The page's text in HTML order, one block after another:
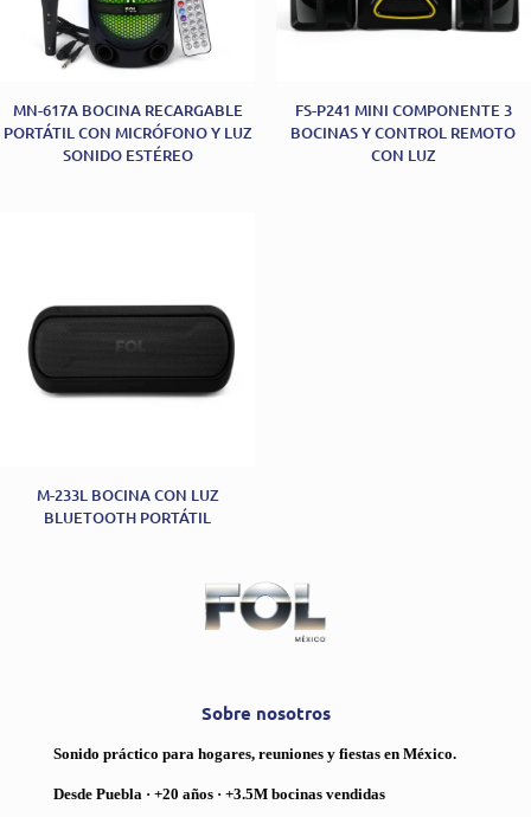
MN-617A BOCINA RECARGABLE
PORTÁTIL CON MICRÓFONO Y LUZ
SONIDO ESTÉREO
FS-P241 MINI COMPONENTE 3
BOCINAS Y CONTROL REMOTO
CON LUZ
M-233L BOCINA CON LUZ
BLUETOOTH PORTÁTIL
Sobre nosotros
Sonido práctico para hogares, reuniones y fiestas en México.
Desde Puebla · +20 años · +3.5M bocinas vendidas